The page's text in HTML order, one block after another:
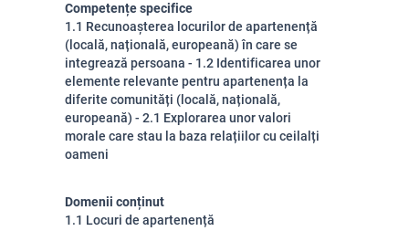
Competențe specifice
1.1 Recunoașterea locurilor de apartenență
(locală, națională, europeană) în care se
integrează persoana - 1.2 Identificarea unor
elemente relevante pentru apartenența la
diferite comunități (locală, națională,
europeană) - 2.1 Explorarea unor valori
morale care stau la baza relațiilor cu ceilalți
oameni
Domenii conținut
1.1 Locuri de apartenență